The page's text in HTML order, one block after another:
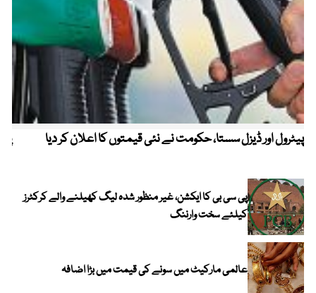
پیٹرول اور ڈیزل سستا، حکومت نے نئی قیمتوں کا اعلان کر دیا
پی سی بی کا ایکشن، غیر منظور شدہ لیگ کھیلنے والے کرکٹرز
کیلئے سخت وارننگ
عالمی مارکیٹ میں سونے کی قیمت میں بڑا اضافہ